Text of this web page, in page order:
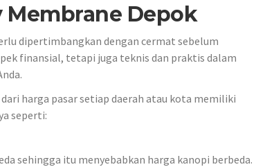
Membrane Depok
dipertimbangkan dengan cermat sebelum
finansial, tetapi juga teknis dan praktis dalam
harga pasar setiap daerah atau kota memiliki
seperti:
sehingga itu menyebabkan harga kanopi berbeda.